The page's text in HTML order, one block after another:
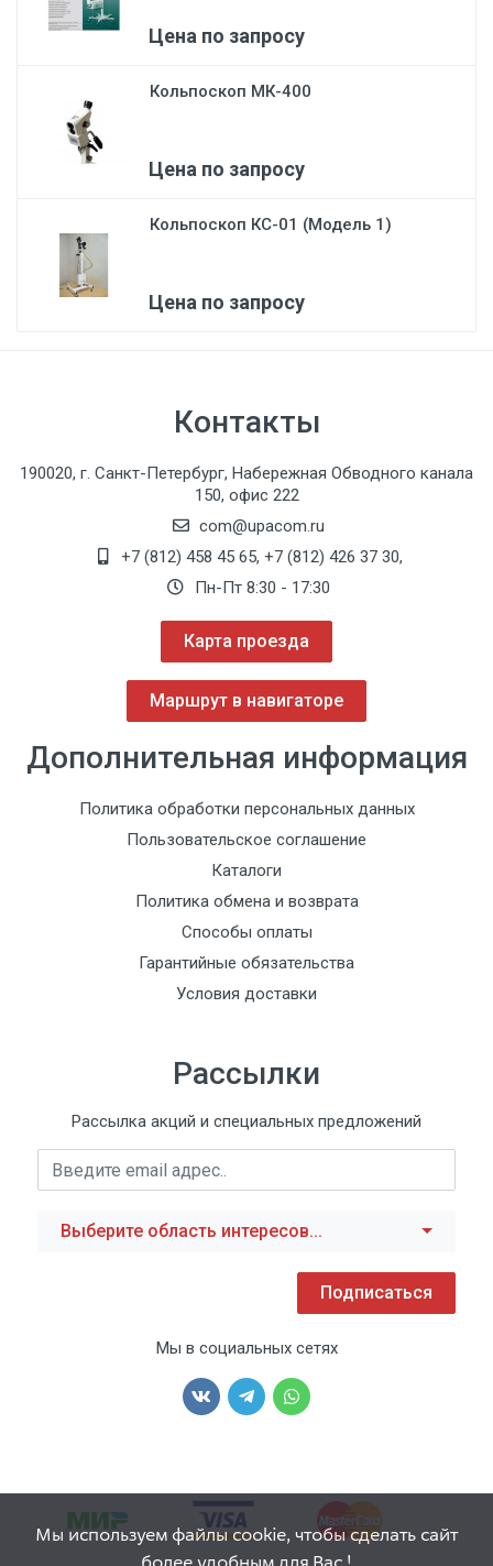
Цена по запросу
Кольпоскоп МК-400
Цена по запросу
Кольпоскоп КС-01 (Модель 1)
Цена по запросу
Контакты
190020, г. Санкт-Петербург, Набережная Обводного канала
150, офис 222
com@upacom.ru
+7 (812) 458 45 65, +7 (812) 426 37 30,
Пн-Пт 8:30 - 17:30
Карта проезда
Маршрут в навигаторе
Дополнительная информация
Политика обработки персональных данных
Пользовательское соглашение
Каталоги
Политика обмена и возврата
Способы оплаты
Гарантийные обязательства
Условия доставки
Рассылки
Рассылка акций и специальных предложений
Выберите область интересов...
Подписаться
Мы в социальных сетях
Мы используем файлы cookie, чтобы сделать сайт